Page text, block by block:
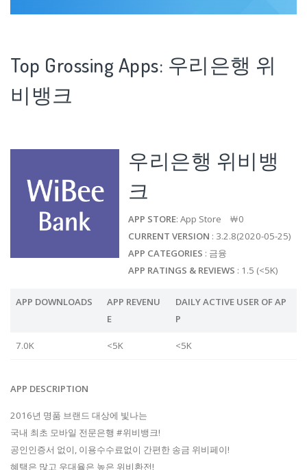
Top Grossing Apps: 우리은행 위
비뱅크
우리은행 위비뱅
크
APP STORE: App Store ￦0
CURRENT VERSION : 3.2.8(2020-05-25)
APP CATEGORIES : 금융
APP RATINGS & REVIEWS : 1.5 (<5K)
APP DOWNLOADS
APP REVENU
E
DAILY ACTIVE USER OF AP
P
7.0K <5K <5K
APP DESCRIPTION
2016년 명품 브랜드 대상에 빛나는
국내 최초 모바일 전문은행 #위비뱅크!
공인인증서 없이, 이용수수료없이 간편한 송금 위비페이!
혜택은 많고 우대율은 높은 위비환전!